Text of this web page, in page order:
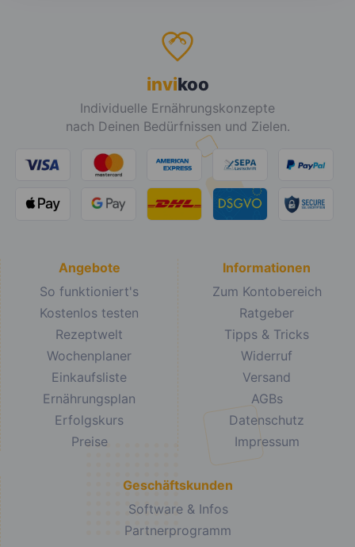
invikoo
Individuelle Ernährungskonzepte
nach Deinen Bedürfnissen und Zielen.
Angebote
So funktioniert's
Kostenlos testen
Rezeptwelt
Wochenplaner
Einkaufsliste
Ernährungsplan
Erfolgskurs
Preise
Informationen
Zum Kontobereich
Ratgeber
Tipps & Tricks
Widerruf
Versand
AGBs
Datenschutz
Impressum
Geschäftskunden
Software & Infos
Partnerprogramm